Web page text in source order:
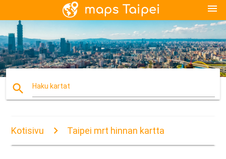
menu
search Haku kartat
Kotisivu Taipei mrt hinnan kartta